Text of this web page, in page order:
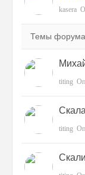
kasera
Темы форума
titing
titing